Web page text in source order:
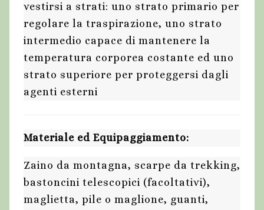
vestirsi a strati: uno strato primario per
regolare la traspirazione, uno strato
intermedio capace di mantenere la
temperatura corporea costante ed uno
strato superiore per proteggersi dagli
agenti esterni
Materiale ed Equipaggiamento:
Zaino da montagna, scarpe da trekking,
bastoncini telescopici (facoltativi),
maglietta, pile o maglione, guanti,